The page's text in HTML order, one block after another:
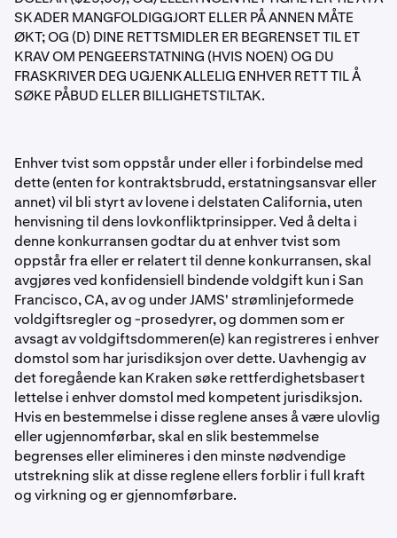
SKADER MANGFOLDIGGJORT ELLER PÅ ANNEN MÅTE
ØKT; OG (D) DINE RETTSMIDLER ER BEGRENSET TIL ET
KRAV OM PENGEERSTATNING (HVIS NOEN) OG DU
FRASKRIVER DEG UGJENKALLELIG ENHVER RETT TIL Å
SØKE PÅBUD ELLER BILLIGHETSTILTAK.
Enhver tvist som oppstår under eller i forbindelse med
dette (enten for kontraktsbrudd, erstatningsansvar eller
annet) vil bli styrt av lovene i delstaten California, uten
henvisning til dens lovkonfliktprinsipper. Ved å delta i
denne konkurransen godtar du at enhver tvist som
oppstår fra eller er relatert til denne konkurransen, skal
avgjøres ved konfidensiell bindende voldgift kun i San
Francisco, CA, av og under JAMS' strømlinjeformede
voldgiftsregler og -prosedyrer, og dommen som er
avsagt av voldgiftsdommeren(e) kan registreres i enhver
domstol som har jurisdiksjon over dette. Uavhengig av
det foregående kan Kraken søke rettferdighetsbasert
lettelse i enhver domstol med kompetent jurisdiksjon.
Hvis en bestemmelse i disse reglene anses å være ulovlig
eller ugjennomførbar, skal en slik bestemmelse
begrenses eller elimineres i den minste nødvendige
utstrekning slik at disse reglene ellers forblir i full kraft
og virkning og er gjennomførbare.